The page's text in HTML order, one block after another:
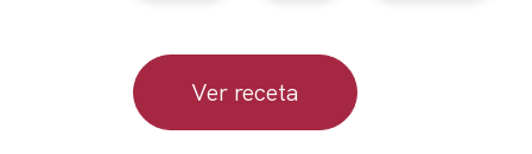
Ver receta